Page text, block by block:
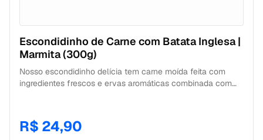
Escondidinho de Carne com Batata Inglesa |
Marmita (300g)
Nosso escondidinho delícia tem carne moída feita com
ingredientes frescos e ervas aromáticas combinada com
maravilhoso desse tubérculo. A melhor Marmita fitness que
você já provou!
R$ 24,90